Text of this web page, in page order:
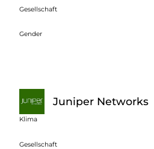
Gesellschaft
Gender
Juniper Networks
Klima
Gesellschaft